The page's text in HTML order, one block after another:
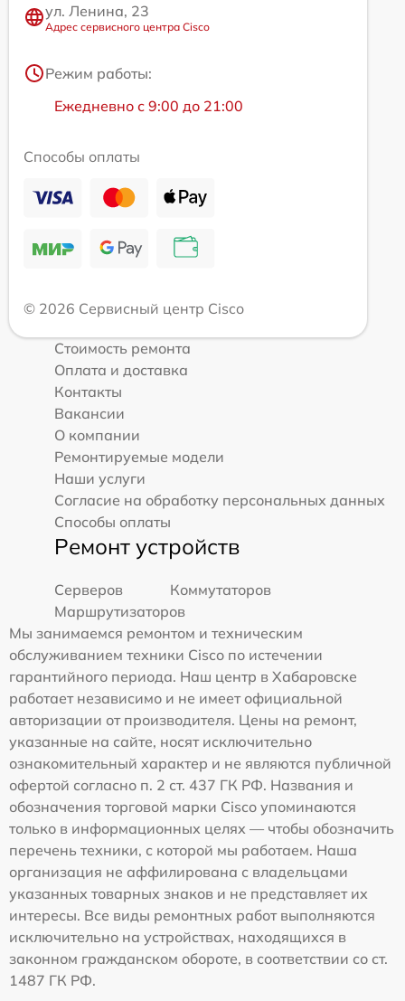
ул. Ленина, 23
Адрес сервисного центра Cisco
Режим работы:
Ежедневно с 9:00 до 21:00
Способы оплаты
© 2026 Сервисный центр Cisco
Стоимость ремонта
Оплата и доставка
Контакты
Вакансии
О компании
Ремонтируемые модели
Наши услуги
Согласие на обработку персональных данных
Способы оплаты
Ремонт устройств
Серверов
Коммутаторов
Маршрутизаторов
Мы занимаемся ремонтом и техническим
обслуживанием техники Cisco по истечении
гарантийного периода. Наш центр в Хабаровске
работает независимо и не имеет официальной
авторизации от производителя. Цены на ремонт,
указанные на сайте, носят исключительно
ознакомительный характер и не являются публичной
офертой согласно п. 2 ст. 437 ГК РФ. Названия и
обозначения торговой марки Cisco упоминаются
только в информационных целях — чтобы обозначить
перечень техники, с которой мы работаем. Наша
организация не аффилирована с владельцами
указанных товарных знаков и не представляет их
интересы. Все виды ремонтных работ выполняются
исключительно на устройствах, находящихся в
законном гражданском обороте, в соответствии со ст.
1487 ГК РФ.